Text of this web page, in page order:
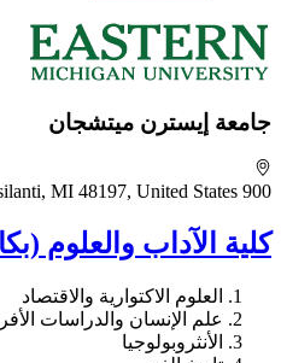
جامعة إيسترن ميتشجان
900 Oakwood St, Ypsilanti, MI 48197, United States
كلية الآداب والعلوم
العلوم الاكتوارية والاقتصاد
علم الإنسان والدراسات
الأنثروبولوجيا